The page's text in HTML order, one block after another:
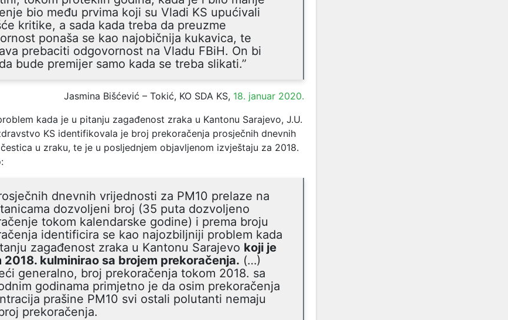
bio među prvima koji su Vladi KS upućivali
kritike, a sada kada treba da preuzme
ponaša se kao najobičnija kukavica, te
prebaciti odgovornost na Vladu FBiH. On bi
bude premijer samo kada se treba slikati.”
Jasmina Bišćević – Tokić, KO SDA KS, 18. januar 2020.
kada je u pitanju zagađenost zraka u Kantonu Sarajevo, J.U.
KS identifikovala je broj prekoračenja prosječnih dnevnih
u zraku, te je u posljednjem objavljenom izvještaju za 2018.
dnevnih vrijednosti za PM10 prelaze na
dozvoljeni broj (35 puta dozvoljeno
tokom kalendarske godine) i prema broju
identificira se kao najozbiljniji problem kada
zagađenost zraka u Kantonu Sarajevo koji je
2018. kulminirao sa brojem prekoračenja. (…)
generalno, broj prekoračenja tokom 2018. sa
godinama primjetno je da osim prekoračenja
prašine PM10 svi ostali polutanti nemaju
prekoračenja.